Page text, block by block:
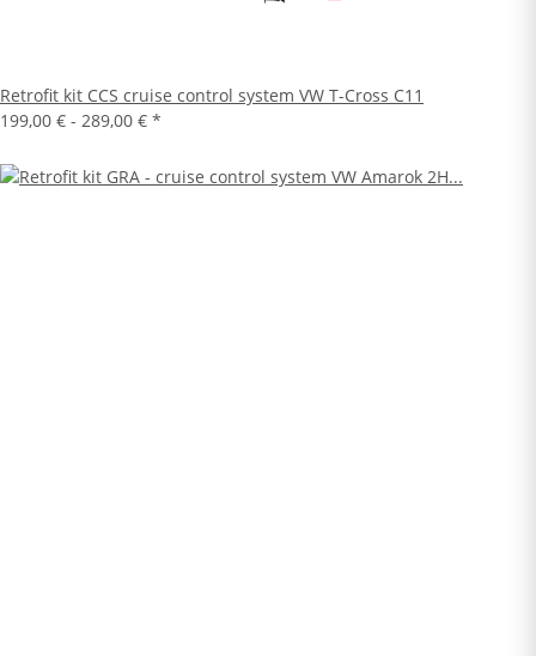
Retrofit kit CCS cruise control system VW T-Cross C11
199,00 € - 289,00 € *